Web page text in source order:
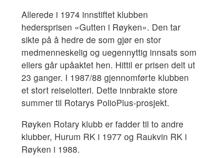
Allerede i 1974 innstiftet klubben
hedersprisen «Gutten i Røyken». Den tar
sikte på å hedre de som gjør en stor
medmenneskelig og uegennyttig innsats som
ellers går upåaktet hen. Hittil er prisen delt ut
23 ganger. I 1987/88 gjennomførte klubben
et stort reiselotteri. Dette innbrakte store
summer til Rotarys PolioPlus-prosjekt.
Røyken Rotary klubb er fadder til to andre
klubber, Hurum RK i 1977 og Raukvin RK i
Røyken i 1988.